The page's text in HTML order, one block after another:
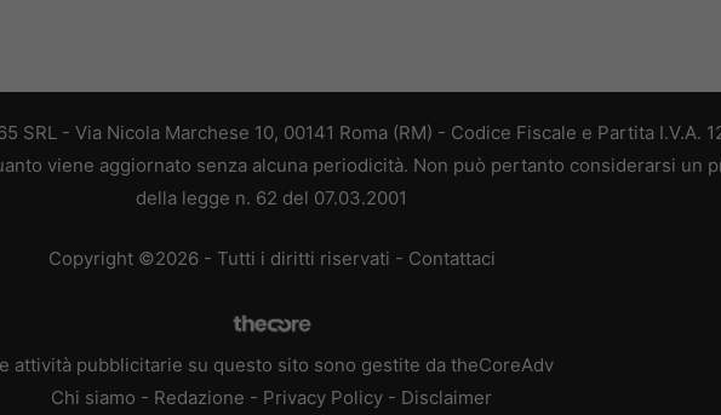
SRL - Via Nicola Marchese 10, 00141 Roma (RM) - Codice Fiscale e Partita I.V.A.
viene aggiornato senza alcuna periodicità. Non può pertanto considerarsi un
della legge n. 62 del 07.03.2001
Copyright ©2026 - Tutti i diritti riservati - Contattaci
attività pubblicitarie su questo sito sono gestite da theCoreAdv
Chi siamo - Redazione - Privacy Policy - Disclaimer